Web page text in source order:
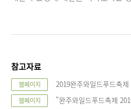
참고자료
웹페이지 2019완주와일드푸드축제
웹페이지 "완주와일드푸드축제